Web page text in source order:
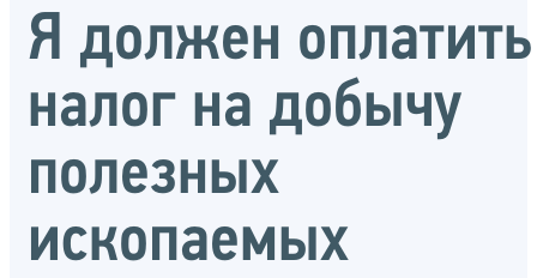
Я должен оплатить
налог на добычу
полезных
ископаемых